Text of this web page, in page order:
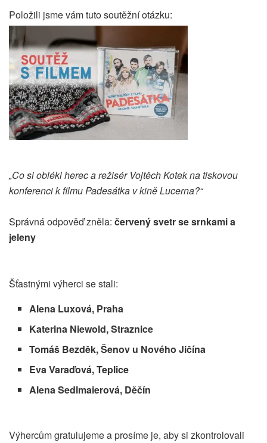
Položili jsme vám tuto soutěžní otázku:
„Co si oblékl herec a režisér Vojtěch Kotek na tiskovou
konferenci k filmu Padesátka v kině Lucerna?“
Správná odpověď zněla: červený svetr se srnkami a
jeleny
Šťastnými výherci se stali:
Alena Luxová, Praha
Katerina Niewold, Straznice
Tomáš Bezděk, Šenov u Nového Jičína
Eva Varaďová, Teplice
Alena Sedlmaierová, Děčín
Výhercům gratulujeme a prosíme je, aby si zkontrolovali